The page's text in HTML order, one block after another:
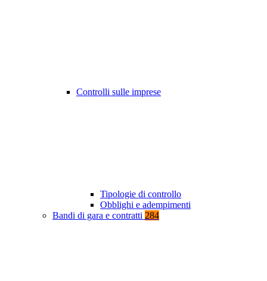
Controlli sulle imprese
Tipologie di controllo
Obblighi e adempimenti
Bandi di gara e contratti 284